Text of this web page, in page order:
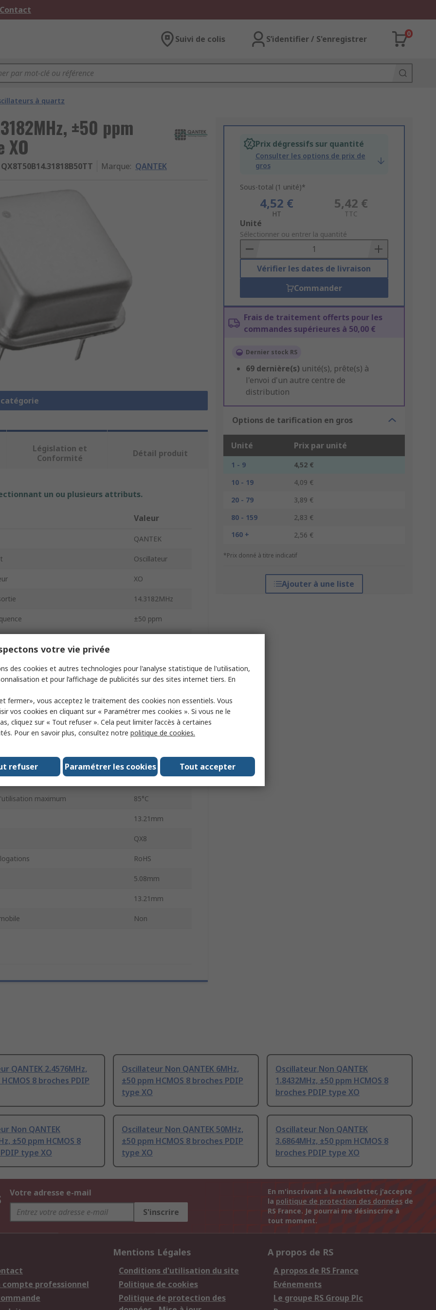
Suivi de colis S’identifier / S'enregistrer
0
à quartz
±50 ppm
XO
QX8T50B14.31818B50TT Marque: QANTEK
Prix dégressifs sur quantité
Consulter les options de prix de
gros
Sous-total (1 unité)*
4,52 €
HT
5,42 €
TTC
Add
to
Basket
Unité
Sélectionner ou entrer la quantité
Vérifier les dates de livraison
Commander
Frais de traitement offerts pour les
commandes supérieures à 50,00 €
Dernier stock RS
69 dernière(s) unité(s), prête(s) à
l'envoi d'un autre centre de
distribution
Options de tarification en gros
Unité Prix par unité
1 - 9
4,52 €
10 - 19
4,09 €
20 - 79
3,89 €
80 - 159
2,83 €
160 +
2,56 €
*Prix donné à titre indicatif
Ajouter à une liste
Législation et
Conformité
Détail produit
un ou plusieurs attributs.
Valeur
QANTEK
Oscillateur
XO
14.3182MHz
±50 ppm
PDIP
HCMOS
maximum 5V
Traversant
8
de fonctionnement -40°C
maximum 85°C
13.21mm
QX8
RoHS
5.08mm
13.21mm
Non
QANTEK 2.4576MHz,
8 broches PDIP
Oscillateur Non QANTEK 6MHz,
±50 ppm HCMOS 8 broches PDIP
type XO
Oscillateur Non QANTEK
1.8432MHz, ±50 ppm HCMOS 8
broches PDIP type XO
Non QANTEK
±50 ppm HCMOS 8
type XO
Oscillateur Non QANTEK 50MHz,
±50 ppm HCMOS 8 broches PDIP
type XO
Oscillateur Non QANTEK
3.6864MHz, ±50 ppm HCMOS 8
broches PDIP type XO
Votre adresse e-mail
S'inscrire
En m'inscrivant à la newsletter, j'accepte
la politique de protection des données de
RS France. Je pourrai me désinscrire à
tout moment.
compte professionnel
Mentions Légales
Conditions d'utilisation du site
Politique de cookies
Politique de protection des
A propos de RS
A propos de RS France
Evénements
Le groupe RS Group Plc
votre vie privée
des cookies et autres technologies pour l'analyse statistique de l'utilisation,
et pour l’affichage de publicités sur des sites internet tiers. En
fermer», vous acceptez le traitement des cookies non essentiels. Vous
vos cookies en cliquant sur « Paramétrer mes cookies ». Si vous ne le
cliquez sur « Tout refuser ». Cela peut limiter l’accès à certaines
Pour en savoir plus, consultez notre politique de cookies.
Tout accepter
Paramétrer les cookies
refuser